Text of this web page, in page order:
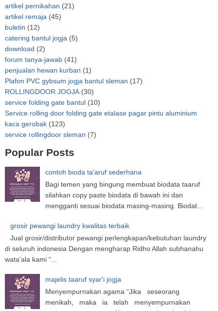
artikel pernikahan (21)
artikel remaja (45)
buletin (12)
catering bantul jogja (5)
download (2)
forum tanya-jawab (41)
penjualan hewan kurban (1)
Plafon PVC gybsum jogja bantul sleman (17)
ROLLINGDOOR JOGJA (30)
service folding gate bantul (10)
Service rolling door folding gate etalase pagar pintu aluminium
kaca gerobak (123)
service rollingdoor sleman (7)
Popular Posts
contoh bioda ta'aruf sederhana
Bagi temen yang bingung membuat biodata taaruf
silahkan copy paste biodata di bawah ini dan
mengganti sesuai biodata masing-masing. Biodat...
grosir pewangi laundry kwalitas terbaik
Jual grosir/distributor pewangi perlengkapan/kebutuhan laundry
di seluruh indonesia Dengan mengharap Ridho Allah subhanahu
wata’ala kami “...
majelis taaruf syar'i jogja
Menyempurnakan agama “Jika seseorang
menikah, maka ia telah menyempurnakan